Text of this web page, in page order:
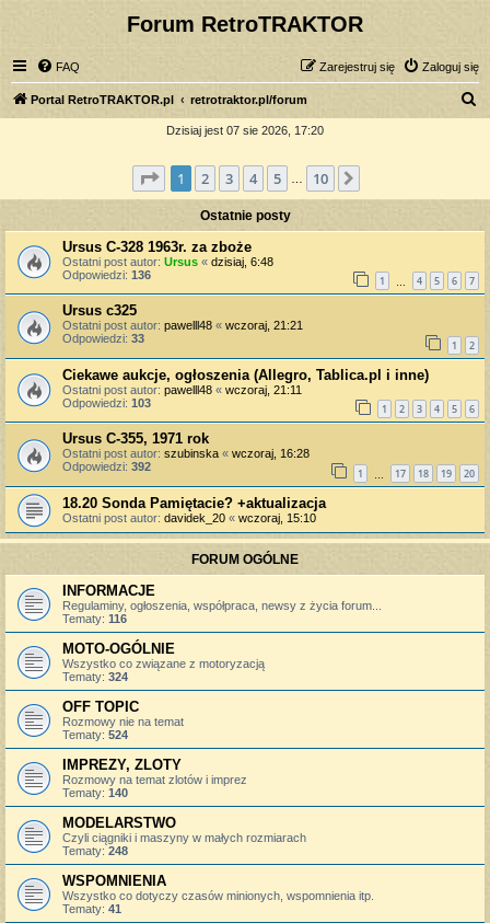
Forum RetroTRAKTOR
FAQ Zaloguj się
Zarejestruj się
Portal RetroTRAKTOR.pl retrotraktor.pl/forum
a
j
Dzisiaj jest 07 sie 2026, 17:20
Strona z10
1 2 3 4 5 10
Ostatnie posty
Ursus C-328 1963r. za zboże
Ostatni post autor: Ursus « dzisiaj, 6:48
Odpowiedzi: 136 1 4 5 6 7
Ursus c325
Ostatni post autor: pawelll48 « wczoraj, 21:21
Odpowiedzi: 33 1 2
Ciekawe aukcje, ogłoszenia (Allegro, Tablica.pl i inne)
Ostatni post autor: pawelll48 « wczoraj, 21:11
Odpowiedzi: 103 1 2 3 4 5 6
Ursus C-355, 1971 rok
Ostatni post autor: szubinska « wczoraj, 16:28
Odpowiedzi: 392 1 17 18 19 20
18.20 Sonda Pamiętacie? +aktualizacja
Ostatni post autor: davidek_20 « wczoraj, 15:10
FORUM OGÓLNE
INFORMACJE
Regulaminy, ogłoszenia, współpraca, newsy z życia forum...
Tematy: 116
MOTO-OGÓLNIE
Wszystko co związane z motoryzacją
Tematy: 324
OFF TOPIC
Rozmowy nie na temat
Tematy: 524
IMPREZY, ZLOTY
Rozmowy na temat zlotów i imprez
Tematy: 140
MODELARSTWO
Czyli ciągniki i maszyny w małych rozmiarach
Tematy: 248
WSPOMNIENIA
Wszystko co dotyczy czasów minionych, wspomnienia itp.
Tematy: 41